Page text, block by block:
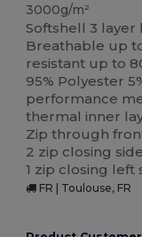
3000g/m²
Softshell 3 layer
Breathable up
resistant up to
95% Polyester
performance
thermal inner
Zip through
2 zip closing
1 zip closing left
FR | Toulouse, FR